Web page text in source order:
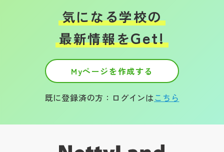
サイトマップ
気になる学校の
最新情報をGet!
Myページを作成する
既に登録済の方：ログインはこちら